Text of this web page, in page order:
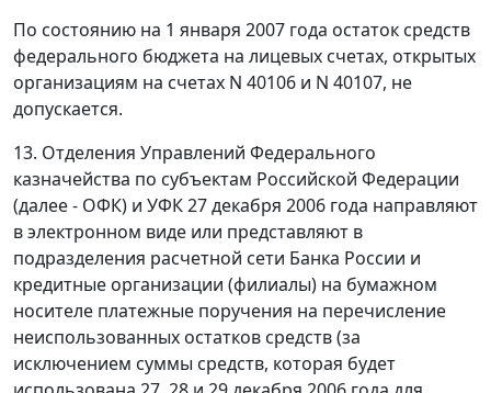
По состоянию на 1 января 2007 года остаток средств
федерального бюджета на лицевых счетах, открытых
организациям на счетах N 40106 и N 40107, не
допускается.
13. Отделения Управлений Федерального
казначейства по субъектам Российской Федерации
(далее - ОФК) и УФК 27 декабря 2006 года направляют
в электронном виде или представляют в
подразделения расчетной сети Банка России и
кредитные организации (филиалы) на бумажном
носителе платежные поручения на перечисление
неиспользованных остатков средств (за
исключением суммы средств, которая будет